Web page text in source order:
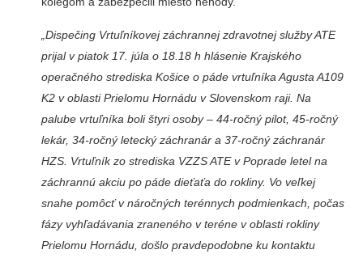
„Dispečing Vrtuľníkovej záchran­nej zdravotnej služby ATE
prijal v piatok 17. júla o 18.18 h hlásenie Krajského
operačného strediska Koši­ce o páde vrtuľníka Agusta A109
K2 v oblasti Prielomu Hornádu v Sloven­skom raji. Na
palube vrtuľníka boli štyri osoby – 44-ročný pilot, 45-ročný
lekár, 34-ročný letecký záchranár a 37-ročný záchranár
HZS. Vrtuľník zo strediska VZZS ATE v Poprade letel na
záchrannú akciu po páde dieťaťa do rokliny. Vo veľkej
snahe pomôcť v náročných terénnych pod­mienkach, počas
fázy vyhľadávania zraneného v teréne v oblasti rokliny
Prielomu Hornádu, došlo pravdepo­dobne ku kontaktu